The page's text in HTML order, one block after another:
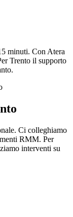
minuti. Con Atera
Trento il supporto
Ci colleghiamo
RMM. Per
interventi su